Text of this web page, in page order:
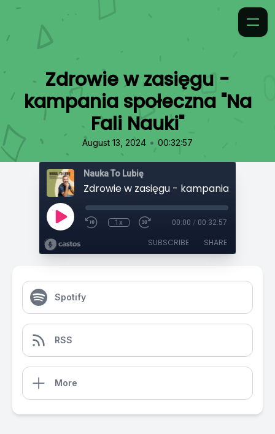
Zdrowie w zasięgu -
kampania społeczna "Na
Fali Nauki"
August 13, 2024 • 00:32:57
Nauka To Lubię
1x 00:00 / 00:32:57
SUBSCRIBE SHARE
Spotify
RSS
More